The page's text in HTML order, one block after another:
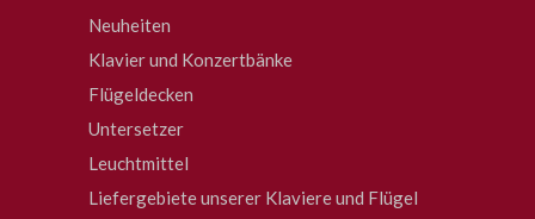
Neuheiten
Klavier und Konzertbänke
Flügeldecken
Untersetzer
Leuchtmittel
Liefergebiete unserer Klaviere und Flügel